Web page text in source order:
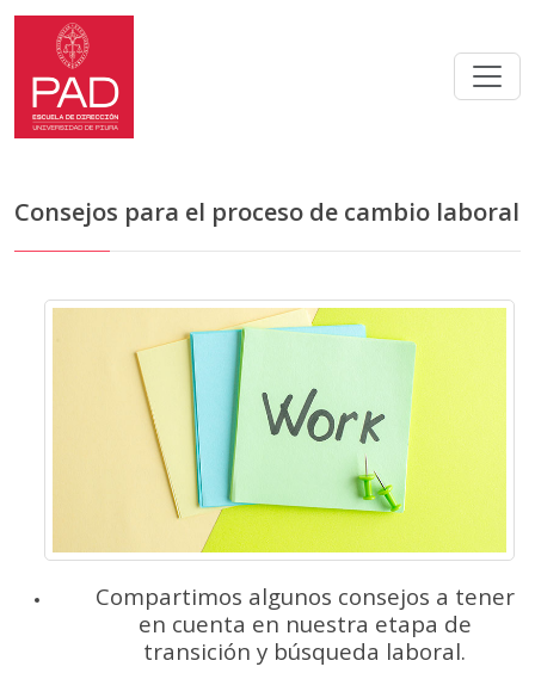
Consejos para el proceso de cambio laboral
Compartimos algunos consejos a tener
en cuenta en nuestra etapa de
transición y búsqueda laboral.